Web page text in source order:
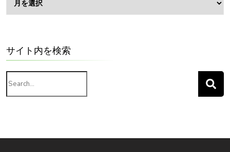
ー
カ
サイト内を検索
Search
for: